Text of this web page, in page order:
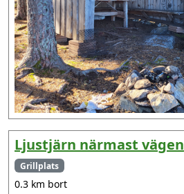
Ljustjärn närmast vägen
Grillplats
0.3 km bort